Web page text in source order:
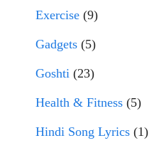
Exercise (9)
Gadgets (5)
Goshti (23)
Health & Fitness (5)
Hindi Song Lyrics (1)